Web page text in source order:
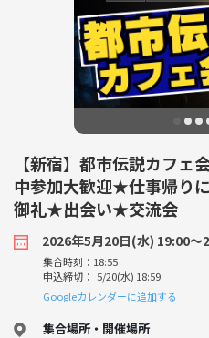
【新宿】都市伝説カフ
中参加大歓迎★仕事帰り
御礼★出会い★交流会
2026年5月20日(水) 19:00〜
集合時刻：18:55
申込締切： 5/20(水) 18:59
Googleカレンダーに追加する
集合場所・開催場所